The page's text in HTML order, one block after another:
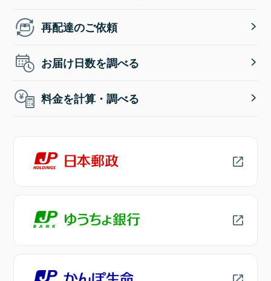
再配達のご依頼
お届け日数を調べる
料金を計算・調べる